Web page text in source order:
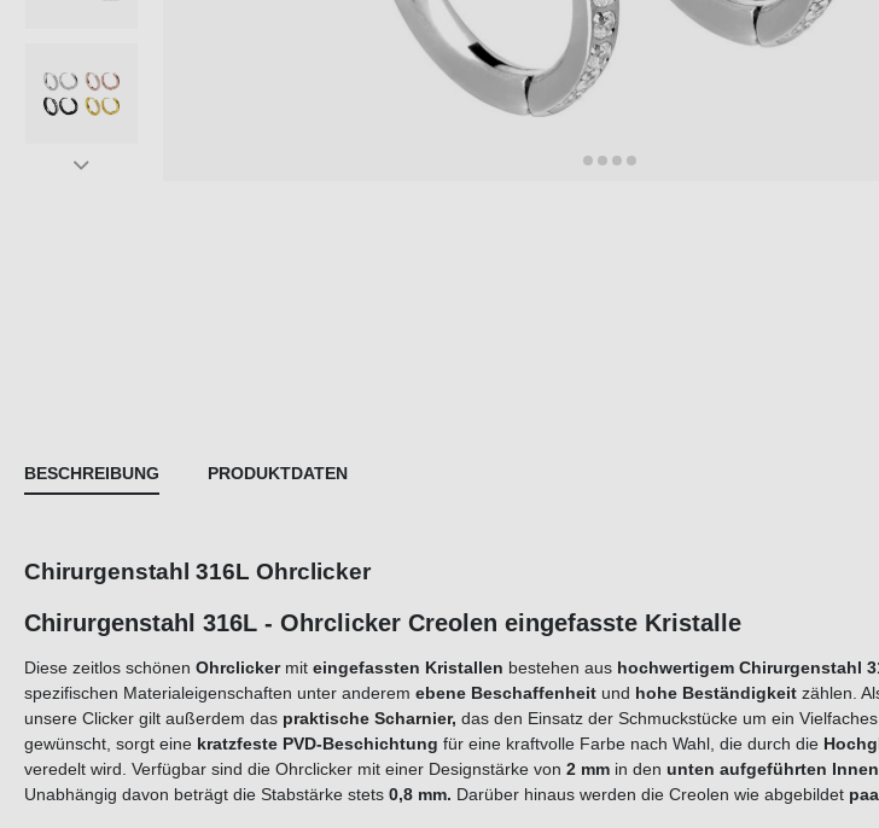
BESCHREIBUNG PRODUKTDATEN
Chirurgenstahl 316L Ohrclicker
Chirurgenstahl 316L - Ohrclicker Creolen eingefasste Kristalle
Diese zeitlos schönen Ohrclickermit eingefassten Kristallen bestehen aus hochwertigem Chirurgenstahl
spezifischen Materialeigenschaften unter anderem ebene Beschaffenheit und hohe Beständigkeit zählen.
unsere Clicker gilt außerdem das praktische Scharnier, das den Einsatz der Schmuckstücke um ein
gewünscht, sorgt eine kratzfeste PVD-Beschichtung für eine kraftvolle Farbe nach Wahl, die durch die
veredelt wird. Verfügbar sind die Ohrclicker mit einer Designstärke von 2 mm in den unten aufgeführten
Unabhängig davon beträgt die Stabstärke stets 0,8 mm. Darüber hinaus werden die Creolen wie abgebildet